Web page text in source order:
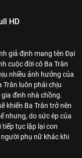
HD
giả định mang tên Đại
cuộc đời cô Ba Trân
nhiều ảnh hưởng của
Trân luôn phải chịu
đình nhà chồng.
khiến Ba Trân trở nên
nhưng, do sức ép của
tiếp tục lặp lại con
phụ nữ khác khi